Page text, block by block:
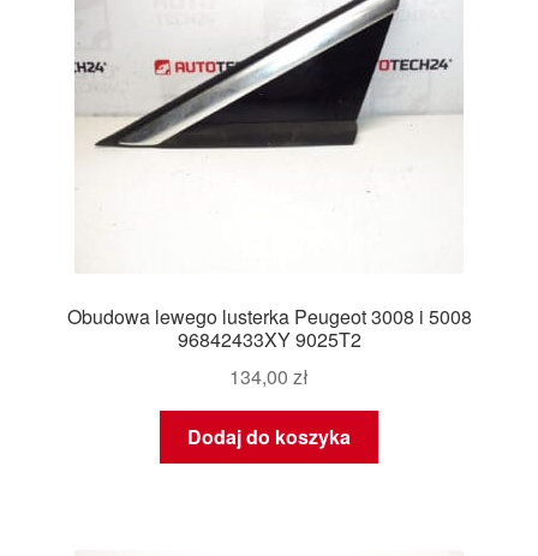
Obudowa lewego lusterka Peugeot 3008 i 5008
96842433XY 9025T2
134,00 zł
Dodaj do koszyka